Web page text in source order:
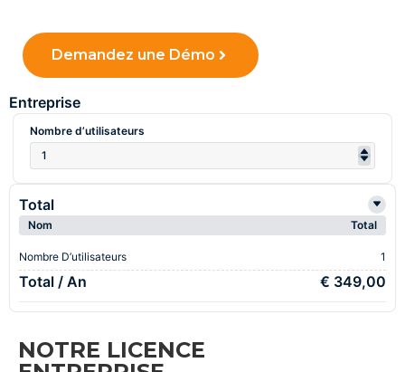
Demandez une Démo
Entreprise
Nombre d’utilisateurs
Total
Nom Total
Nombre D’utilisateurs 1
Total / An € 349,00
NOTRE LICENCE